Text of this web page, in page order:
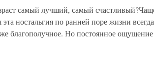
самый лучший, самый
ностальгия по ранней поре жизни
благополучное. Но постоянное ощущение